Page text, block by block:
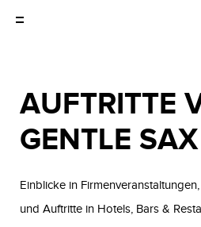
AUFTRITTE
GENTLE SAX
Einblicke in
und Auftritte in Hotels, Bars &